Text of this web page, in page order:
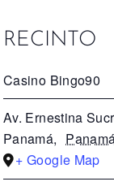
RECINTO
Casino Bingo90
Av. Ernestina
Panamá,
+ Google Map